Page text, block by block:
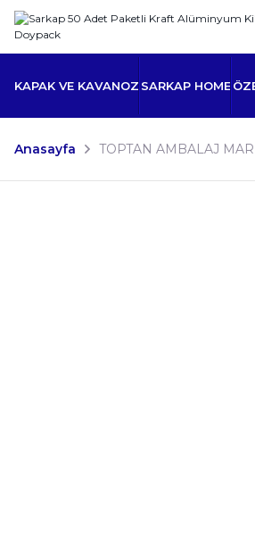
KAPAK VE KAVANOZ SARKAP HOME
Anasayfa TOPTAN AMBALAJ